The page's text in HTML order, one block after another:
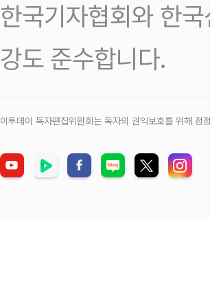
한국기자협회와 한
강도 준수합니다.
이투데이 독자편집위원회는 독자의 권익보호를 위해 정